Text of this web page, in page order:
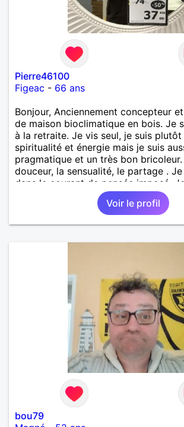
Pierre46100
Figeac - 66 ans
Bonjour, Anciennement concepteur
de maison bioclimatique en bois. Je
à la retraite. Je vis seul, je suis
spiritualité et énergie mais je suis
pragmatique et un très bon bricoleur.
douceur, la sensualité, le partage .
dans le courant de pensée imposé.
rencontrer une personne pour
expérimenté, découvrir ensemble et
mutuellement pour devenir le
mais je compte m'installer à nouveau
Voir le profil
bou79